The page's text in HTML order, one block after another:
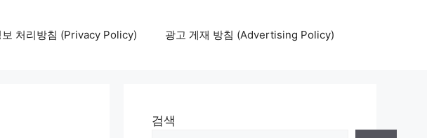
보 처리방침 (Privacy Policy) 광고 게재 방침 (Advertising Policy)
검색